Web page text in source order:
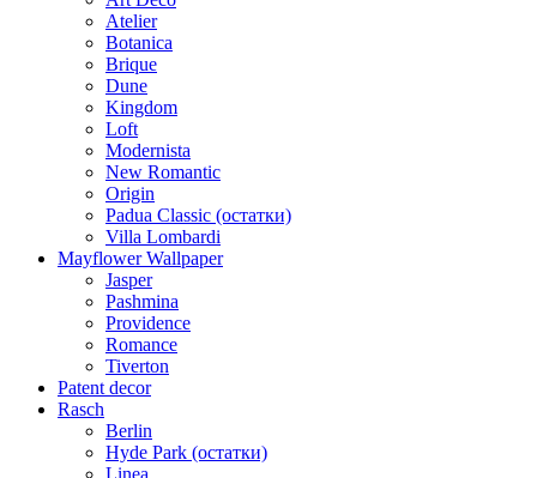
Atelier
Botanica
Brique
Dune
Kingdom
Loft
Modernista
New Romantic
Origin
Padua Classic (остатки)
Villa Lombardi
Mayflower Wallpaper
Jasper
Pashmina
Providence
Romance
Tiverton
Patent decor
Rasch
Berlin
Hyde Park (остатки)
Linea